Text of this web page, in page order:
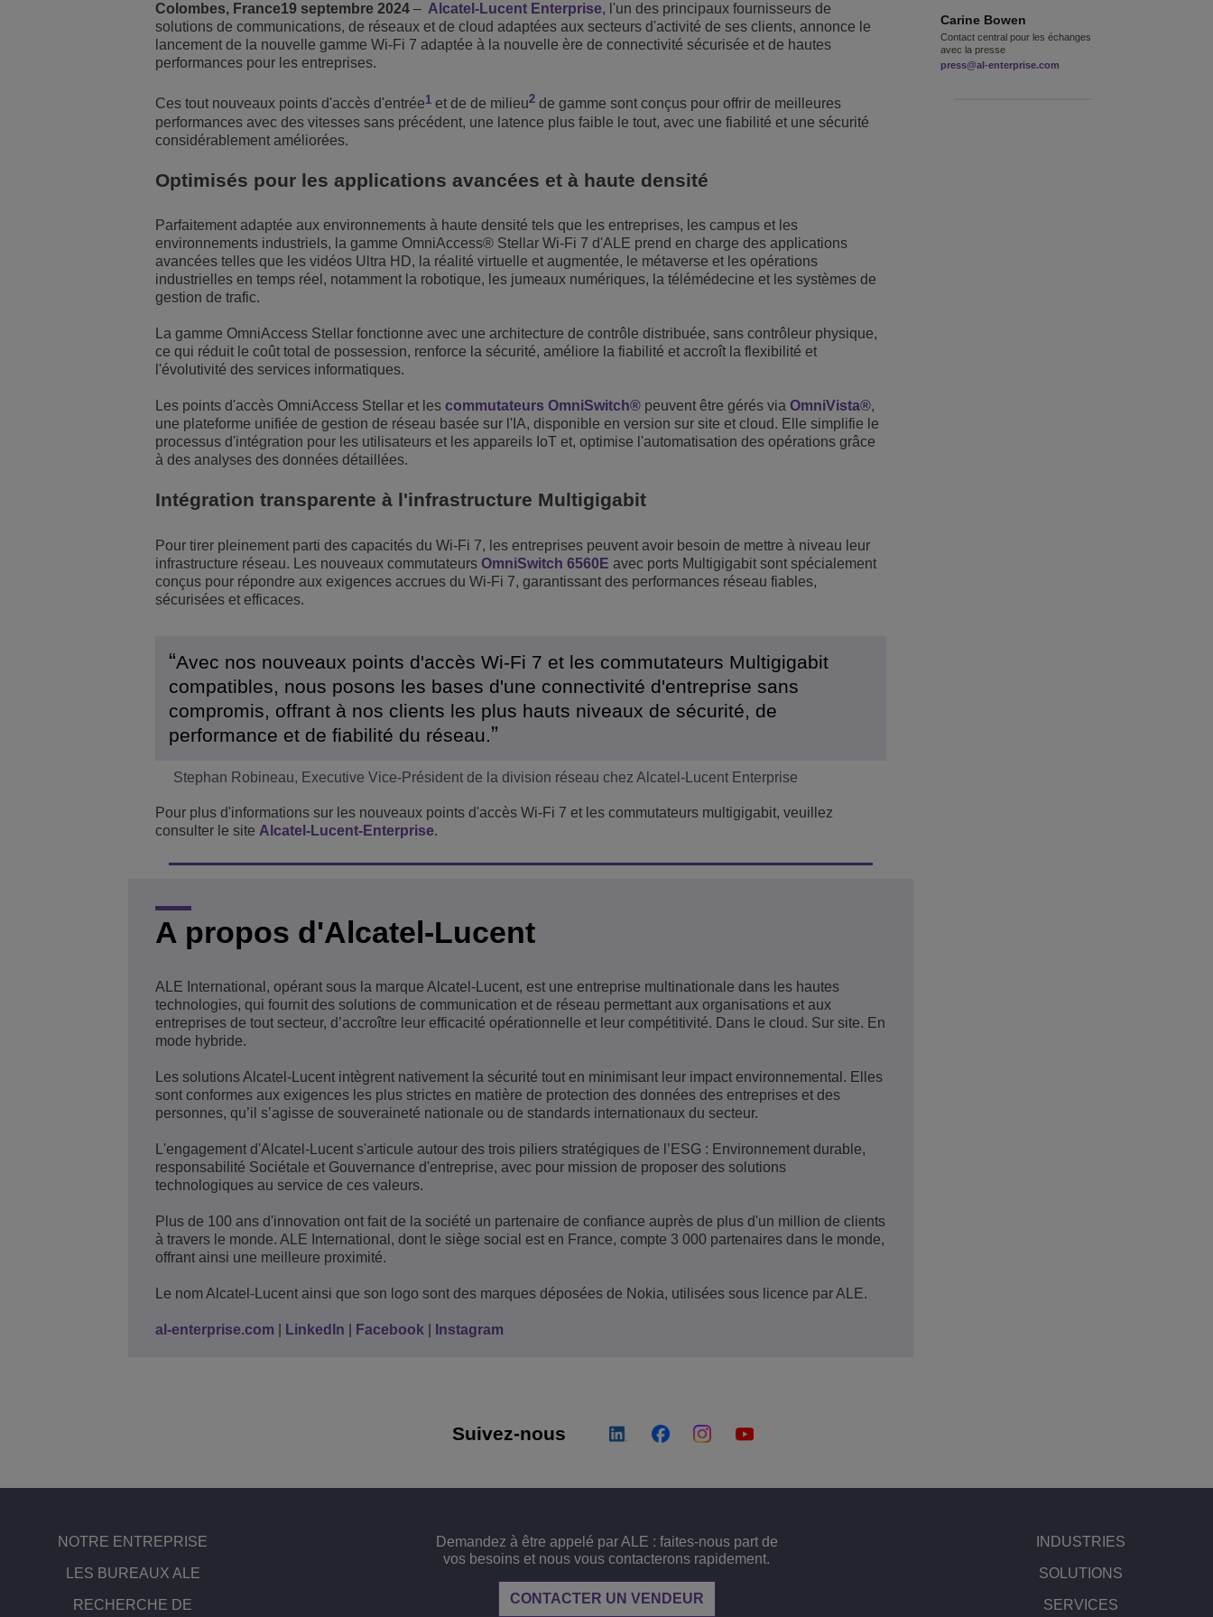
Solutions pour le secteur du transport
Petites et moyennes entreprises
Solutions de Services Clients
Espace de travail hybride
Voir plus
Gestion de réseau et sécurité
Les bureaux d'ALE
Colombes, France19 septembre 2024 – Alcatel-Lucent Enterprise, l'un des principaux fournisseurs de
solutions de communications, de réseaux et de cloud adaptées aux secteurs d'activité de ses clients, annonce le
lancement de la nouvelle gamme Wi-Fi 7 adaptée à la nouvelle ère de connectivité sécurisée et de hautes
performances pour les entreprises.
Ces tout nouveaux points d'accès d'entrée1 et de de milieu2 de gamme sont conçus pour offrir de meilleures
performances avec des vitesses sans précédent, une latence plus faible le tout, avec une fiabilité et une sécurité
considérablement améliorées.
Optimisés pour les applications avancées et à haute densité
Parfaitement adaptée aux environnements à haute densité tels que les entreprises, les campus et les
environnements industriels, la gamme OmniAccess® Stellar Wi-Fi 7 d'ALE prend en charge des applications
avancées telles que les vidéos Ultra HD, la réalité virtuelle et augmentée, le métaverse et les opérations
industrielles en temps réel, notamment la robotique, les jumeaux numériques, la télémédecine et les systèmes de
gestion de trafic.
La gamme OmniAccess Stellar fonctionne avec une architecture de contrôle distribuée, sans contrôleur physique,
ce qui réduit le coût total de possession, renforce la sécurité, améliore la fiabilité et accroît la flexibilité et
l'évolutivité des services informatiques.
Les points d'accès OmniAccess Stellar et les commutateurs OmniSwitch® peuvent être gérés via OmniVista®,
une plateforme unifiée de gestion de réseau basée sur l'IA, disponible en version sur site et cloud. Elle simplifie le
processus d'intégration pour les utilisateurs et les appareils IoT et, optimise l'automatisation des opérations grâce
à des analyses des données détaillées.
Intégration transparente à l'infrastructure Multigigabit
Pour tirer pleinement parti des capacités du Wi-Fi 7, les entreprises peuvent avoir besoin de mettre à niveau leur
infrastructure réseau. Les nouveaux commutateurs OmniSwitch 6560E avec ports Multigigabit sont spécialement
conçus pour répondre aux exigences accrues du Wi-Fi 7, garantissant des performances réseau fiables,
sécurisées et efficaces.
Avec nos nouveaux points d'accès Wi-Fi 7 et les commutateurs Multigigabit
compatibles, nous posons les bases d'une connectivité d'entreprise sans
compromis, offrant à nos clients les plus hauts niveaux de sécurité, de
performance et de fiabilité du réseau.
Stephan Robineau, Executive Vice-Président de la division réseau chez Alcatel-Lucent Enterprise
Pour plus d'informations sur les nouveaux points d'accès Wi-Fi 7 et les commutateurs multigigabit, veuillez
consulter le site Alcatel-Lucent-Enterprise.
A propos d'Alcatel-Lucent
ALE International, opérant sous la marque Alcatel-Lucent, est une entreprise multinationale dans les hautes
technologies, qui fournit des solutions de communication et de réseau permettant aux organisations et aux
entreprises de tout secteur, d’accroître leur efficacité opérationnelle et leur compétitivité. Dans le cloud. Sur site. En
mode hybride.
Les solutions Alcatel-Lucent intègrent nativement la sécurité tout en minimisant leur impact environnemental. Elles
sont conformes aux exigences les plus strictes en matière de protection des données des entreprises et des
personnes, qu’il s’agisse de souveraineté nationale ou de standards internationaux du secteur.
L'engagement d'Alcatel-Lucent s'articule autour des trois piliers stratégiques de l’ESG : Environnement durable,
responsabilité Sociétale et Gouvernance d'entreprise, avec pour mission de proposer des solutions
technologiques au service de ces valeurs.
Plus de 100 ans d'innovation ont fait de la société un partenaire de confiance auprès de plus d'un million de clients
à travers le monde. ALE International, dont le siège social est en France, compte 3 000 partenaires dans le monde,
offrant ainsi une meilleure proximité.
Le nom Alcatel-Lucent ainsi que son logo sont des marques déposées de Nokia, utilisées sous licence par ALE.
al-enterprise.com LinkedIn Facebook Instagram
Carine Bowen
Contact central pour les échanges
avec la presse
press@al-enterprise.com
Suivez-nous
NOTRE ENTREPRISE
LES BUREAUX ALE
RECHERCHE DE
Demandez à être appelé par ALE : faites-nous part de
vos besoins et nous vous contacterons rapidement.
CONTACTER UN VENDEUR
INDUSTRIES
SOLUTIONS
SERVICES